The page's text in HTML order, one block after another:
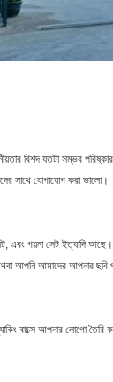
বিশদ যতটা সম্ভব
সাথে যোগাযোগ করা ভালো।
এবং গয়না সেট ইত্যাদি
অথবা আপনি আমাদের আপনার
বাক্সে আপনার লোগো তৈরি